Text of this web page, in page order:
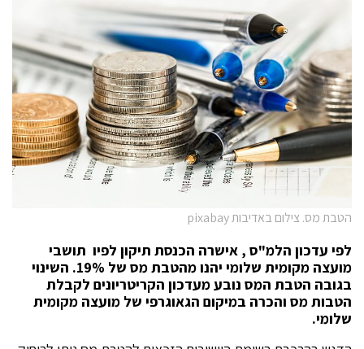
הטבת מס. צילום באדיבות pixabay
לפי עדכון הלמ"ס , אישרה הכנסת תיקון לפיו תושבי
מועצה מקומית שלומי יהנו מהטבת מס של 19%. השינוי
בגובה הטבת המס נובע מעדכון הקריטריונים לקבלת
הטבות מס והכרה במיקום הגאוגרפי של מועצה מקומית
שלומי.